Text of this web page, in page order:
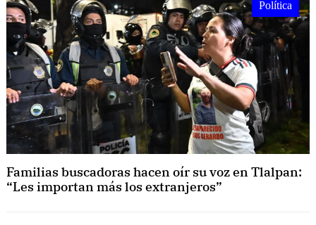
Política
Familias buscadoras hacen oír su voz en Tlalpan:
“Les importan más los extranjeros”